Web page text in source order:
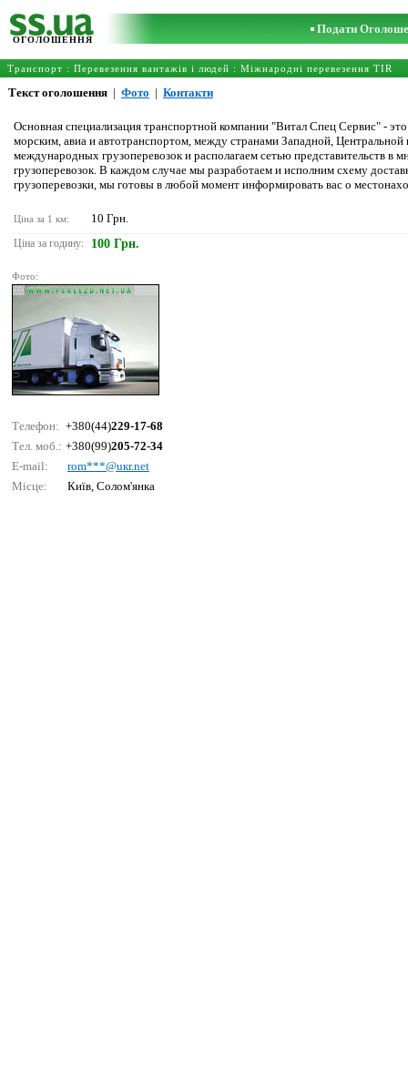
ОГОЛОШЕННЯ
Подати
Транспорт : Перевезення вантажів і людей : Міжнародні перевезення TIR
Текст оголошення | Фото | Контакти
Основная специализация транспортной компании "Витал Спец Сервис" -
морским, авиа и автотранспортом, между странами Западной,
международных грузоперевозок и располагаем сетью представительств
грузоперевозок. В каждом случае мы разработаем и исполним схему
грузоперевозки, мы готовы в любой момент информировать вас о
Ціна за 1 км: 10 Грн.
Ціна за годину: 100 Грн.
Фото:
Телефон: +380(44)229-17-68
Тел. моб.: +380(99)205-72-34
E-mail:
rоm***@uкr.nеt
Місце:
Київ, Солом'янка